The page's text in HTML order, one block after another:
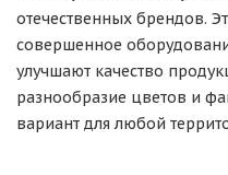
отечественных брендов.
совершенное
улучшают качество
разнообразие цветов и
вариант для любой